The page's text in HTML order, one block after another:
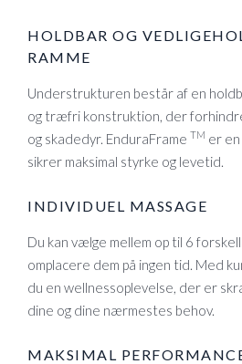
HOLDBAR OG
RAMME
Understrukturen består af en
og træfri konstruktion, der
og skadedyr. EnduraFrame TM er
sikrer maksimal styrke og levetid.
INDIVIDUEL MASSAGE
Du kan vælge mellem op til 6
omplacere dem på ingen tid. Med
du en wellnessoplevelse, der er
dine og dine nærmestes behov.
MAKSIMAL